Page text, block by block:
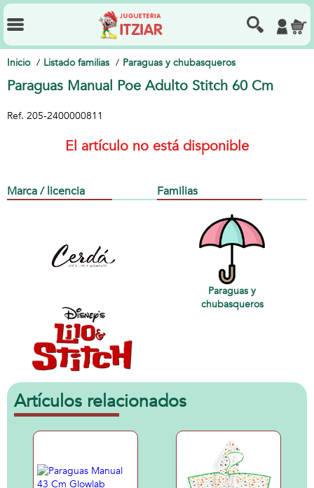
Inicio Listado familias Paraguas y chubasqueros
Paraguas Manual Poe Adulto Stitch 60 Cm
Ref. 205-2400000811
El artículo no está disponible
Marca / licencia Familias
Paraguas y
chubasqueros
Artículos relacionados